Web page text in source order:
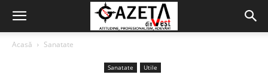
Acasă Sanatate
Sanatate Utile